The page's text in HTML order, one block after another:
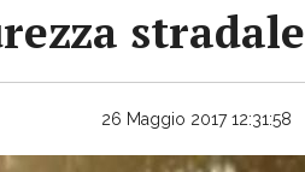
stradale
26 Maggio 2017 12:31:58